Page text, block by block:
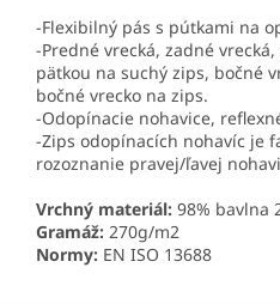
-Flexibilný pás s pútkami na
-Predné vrecká, zadné
pätkou na suchý zips, bočné
bočné vrecko na zips.
-Odopínacie nohavice,
-Zips odopínacích nohavíc je
rozoznanie pravej/ľavej
Vrchný materiál: 98% bavlna
Gramáž: 270g/m2
Normy: EN ISO 13688